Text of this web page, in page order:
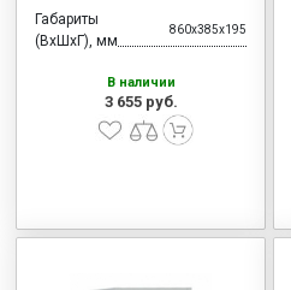
Габариты
(ВхШхГ), мм
860x385x195
В наличии
3 655 руб.